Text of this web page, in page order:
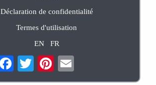
Déclaration de confidentialité
Termes d'utilisation
EN
FR